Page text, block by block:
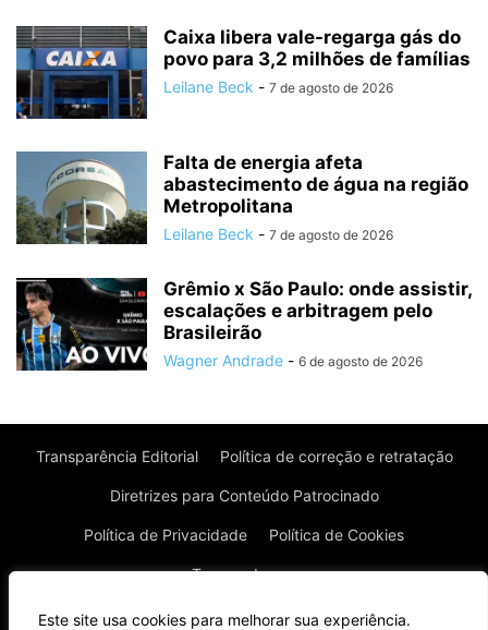
Este site usa cookies para melhorar sua experiência.
Caixa libera vale-regarga gás do
povo para 3,2 milhões de famílias
Leilane Beck - 7 de agosto de 2026
Falta de energia afeta
abastecimento de água na região
Metropolitana
Leilane Beck - 7 de agosto de 2026
Grêmio x São Paulo: onde assistir,
escalações e arbitragem pelo
Brasileirão
Wagner Andrade - 6 de agosto de 2026
Transparência Editorial Política de correção e retratação
Diretrizes para Conteúdo Patrocinado
Política de Privacidade Política de Cookies
Termos de uso